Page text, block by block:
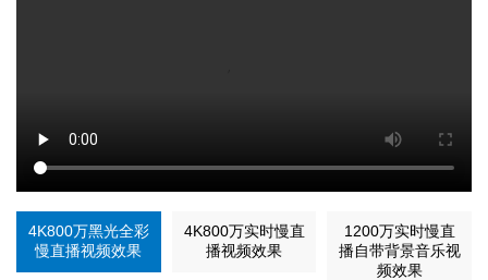
4K800万黑光全彩
慢直播视频效果
4K800万实时慢直
播视频效果
1200万实时慢直
播自带背景音乐视
频效果